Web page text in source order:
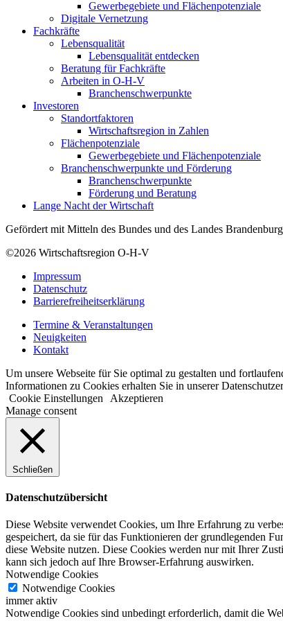
Gewerbegebiete und Flächenpotenziale
Digitale Vernetzung
Fachkräfte
Lebensqualität
Lebensqualität entdecken
Beratung für Fachkräfte
Arbeiten in O-H-V
Branchenschwerpunkte
Investoren
Standortfaktoren
Wirtschaftsregion in Zahlen
Flächenpotenziale
Gewerbegebiete und Flächenpotenziale
Branchenschwerpunkte und Förderung
Branchenschwerpunkte
Förderung und Beratung
Lange Nacht der Wirtschaft
Gefördert mit Mitteln des Bundes und des Landes
©2026 Wirtschaftsregion O-H-V
Impressum
Datenschutz
Barrierefreiheitserklärung
Termine & Veranstaltungen
Neuigkeiten
Kontakt
Um unsere Webseite für Sie optimal zu gestalten und
Informationen zu Cookies erhalten Sie in unserer
Cookie Einstellungen
Akzeptieren
Manage consent
Schließen
Datenschutzübersicht
Diese Website verwendet Cookies, um Ihre Erfahrung zu
gespeichert, da sie für das Funktionieren der grundlegenden
diese Website nutzen. Diese Cookies werden nur mit Ihrer
kann sich jedoch auf Ihre Browser-Erfahrung auswirken.
Notwendige Cookies
Notwendige Cookies
immer aktiv
Notwendige Cookies sind unbedingt erforderlich, damit die